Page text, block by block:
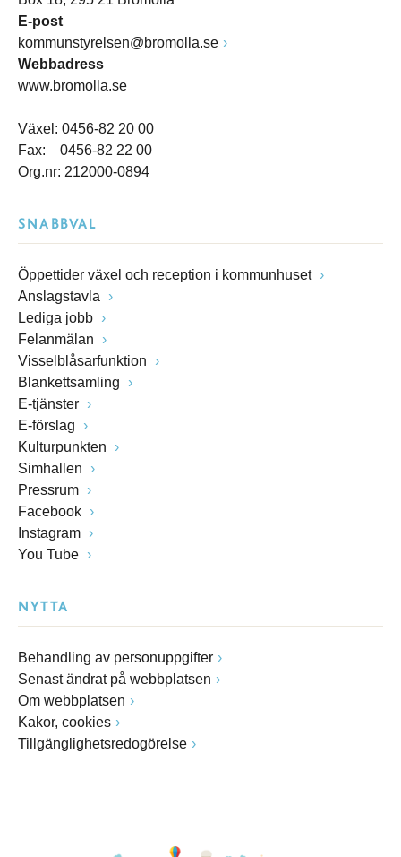
E-post
kommunstyrelsen@bromolla.se
Webbadress
www.bromolla.se
Växel: 0456-82 20 00
Fax: 0456-82 22 00
Org.nr: 212000-0894
SNABBVAL
Öppettider växel och reception i kommunhuset
Anslagstavla
Lediga jobb
Felanmälan
Visselblåsarfunktion
Blankettsamling
E-tjänster
E-förslag
Kulturpunkten
Simhallen
Pressrum
Facebook
Instagram
You Tube
NYTTA
Behandling av personuppgifter
Senast ändrat på webbplatsen
Om webbplatsen
Kakor, cookies
Tillgänglighetsredogörelse